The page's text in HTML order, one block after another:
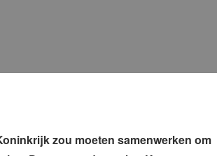
zou moeten samenwerken om